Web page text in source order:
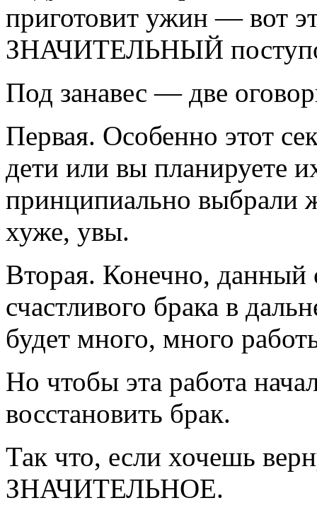
приготовит ужин — вот
ЗНАЧИТЕЛЬНЫЙ
Под занавес — две
Первая. Особенно этот
дети или вы планируете
принципиально выбрали
хуже, увы.
Вторая. Конечно, данный
счастливого брака в
будет много, много
Но чтобы эта работа
восстановить брак.
Так что, если хочешь
ЗНАЧИТЕЛЬНОЕ.